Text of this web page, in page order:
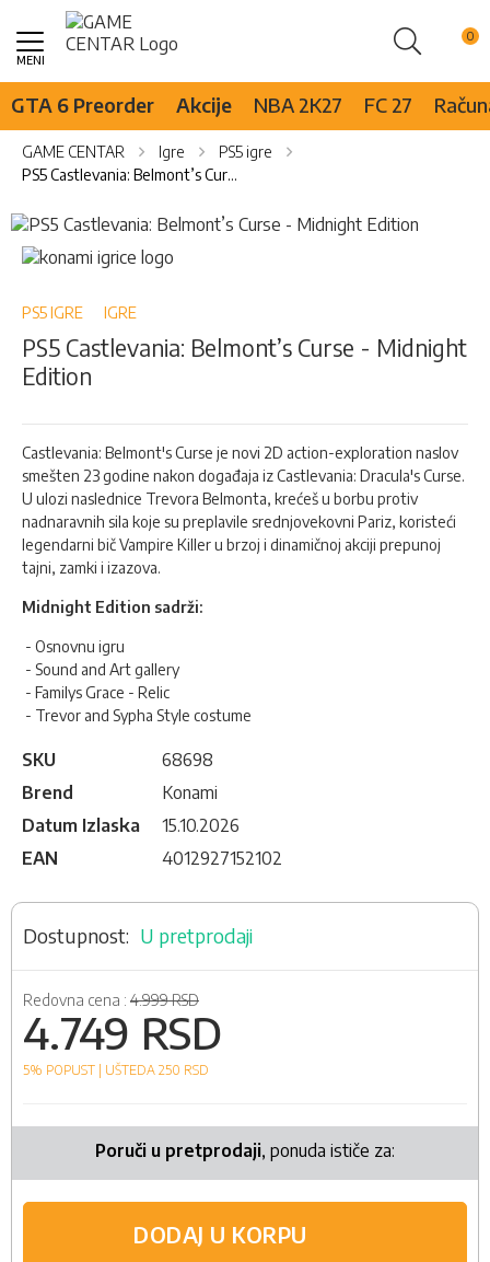
Pretraži
Skip
Content
GTA 6 Preorder Akcije NBA 2K27 FC 27
GAME CENTAR Igre
PS5 igre
PS5 Castlevania: Belmont’s Curse - Midnight Edition
Skip
to
the
of
images
gallery
Skip
to
beginning
the
images
PS5 IGRE IGRE
PS5 Castlevania: Belmont’s Curse - Midnight
Edition
Castlevania: Belmont's Curse je novi 2D action-exploration naslov
smešten 23 godine nakon događaja iz Castlevania: Dracula's Curse.
U ulozi naslednice Trevora Belmonta, krećeš u borbu protiv
nadnaravnih sila koje su preplavile srednjovekovni Pariz, koristeći
legendarni bič Vampire Killer u brzoj i dinamičnoj akciji prepunoj
tajni, zamki i izazova.
Midnight Edition sadrži:
- Osnovnu igru
- Sound and Art gallery
- Familys Grace - Relic
- Trevor and Sypha Style costume
SKU
68698
Brend
Konami
Datum Izlaska
15.10.2026
EAN
4012927152102
U pretprodaji
Redovna cena : 4.999 RSD
4.749 RSD
5% POPUST | UŠTEDA 250 RSD
Poruči u pretprodaji, ponuda ističe za:
DODAJ U KORPU